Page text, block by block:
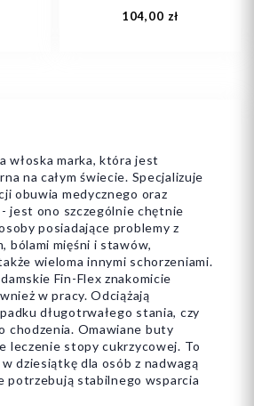
włoska marka, która jest
na całym świecie. Specjalizuje
obuwia medycznego oraz
jest ono szczególnie chętnie
posiadające problemy z
bólami mięśni i stawów,
wieloma innymi schorzeniami.
Fin-Flex znakomicie
w pracy. Odciążają
długotrwałego stania, czy
chodzenia. Omawiane buty
leczenie stopy cukrzycowej. To
dziesiątkę dla osób z nadwagą
potrzebują stabilnego wsparcia
104,00 zł
39
Dodaj do koszyka